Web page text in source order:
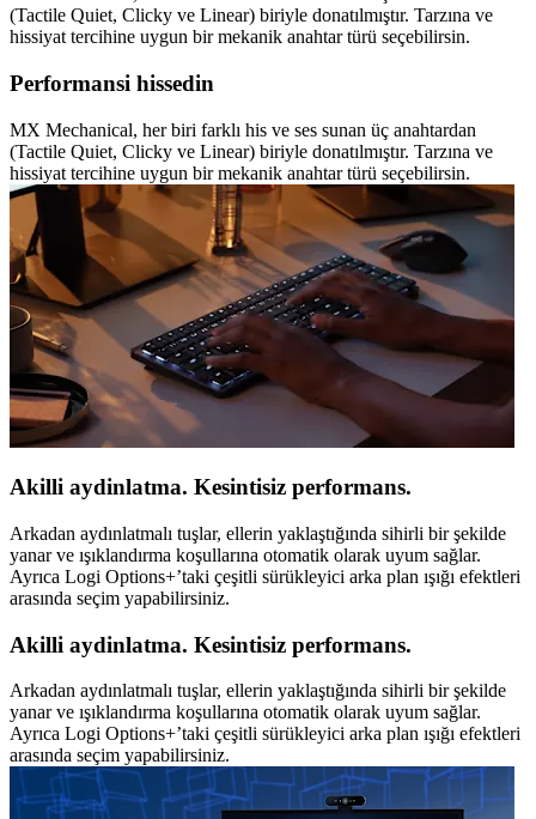
(Tactile Quiet, Clicky ve Linear) biriyle donatılmıştır. Tarzına ve
hissiyat tercihine uygun bir mekanik anahtar türü seçebilirsin.
Performansi hissedin
MX Mechanical, her biri farklı his ve ses sunan üç anahtardan
(Tactile Quiet, Clicky ve Linear) biriyle donatılmıştır. Tarzına ve
hissiyat tercihine uygun bir mekanik anahtar türü seçebilirsin.
Akilli aydinlatma. Kesintisiz performans.
Arkadan aydınlatmalı tuşlar, ellerin yaklaştığında sihirli bir şekilde
yanar ve ışıklandırma koşullarına otomatik olarak uyum sağlar.
Ayrıca Logi Options+’taki çeşitli sürükleyici arka plan ışığı efektleri
arasında seçim yapabilirsiniz.
Akilli aydinlatma. Kesintisiz performans.
Arkadan aydınlatmalı tuşlar, ellerin yaklaştığında sihirli bir şekilde
yanar ve ışıklandırma koşullarına otomatik olarak uyum sağlar.
Ayrıca Logi Options+’taki çeşitli sürükleyici arka plan ışığı efektleri
arasında seçim yapabilirsiniz.